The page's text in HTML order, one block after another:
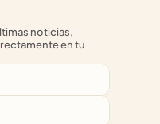
noticias,
en tu